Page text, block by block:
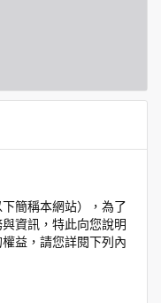
簡稱本網站），為了
資訊，特此向您說明
益，請您詳閱下列內